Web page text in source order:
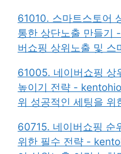
61010. 스마트스토어
통한 상단노출 만들기
버쇼핑 상위노출 및 스
61005. 네이버쇼핑 상
높이기 전략 - kentohio
위 성공적인 세팅을 위
60715. 네이버쇼핑 순
위한 필수 전략 -